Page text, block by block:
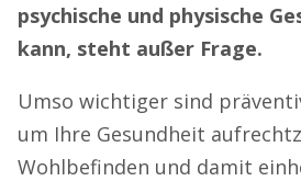
psychische und physische
kann, steht außer Frage.
Umso wichtiger sind
um Ihre Gesundheit
Wohlbefinden und damit